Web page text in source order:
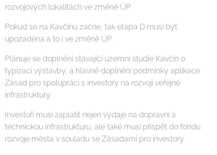
rozvojových lokalitách ve změně ÚP.
Pokud se na Kavčínu začne, tak etapa D musí být
upozaděna a to i ve změně ÚP.
Plánuje se doplnění stávající územní studie Kavčín o
typizaci výstavby, a hlavně doplnění podmínky aplikace
Zásad pro spolupráci s investory na rozvoji veřejné
infrastruktury.
Investoři musí zaplatit nejen výdaje na dopravní a
technickou infrastrukturu, ale také musí přispět do fondu
rozvoje města v souladu se Zásadami pro investory.